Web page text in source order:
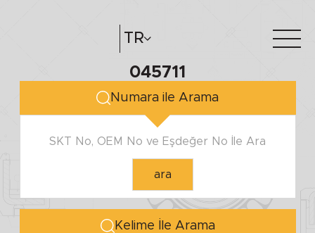
TR
Hakkımızda e-katalog
045711
Numara ile Arama
SKT No, OEM No ve Eşdeğer No İle Ara
ara
Kelime İle Arama